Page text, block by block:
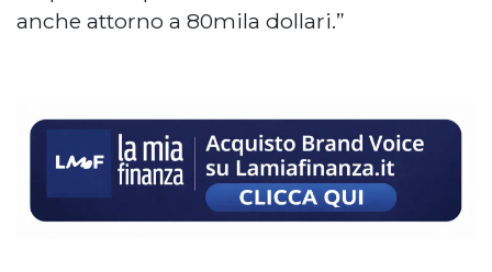
anche attorno a 80mila dollari.”